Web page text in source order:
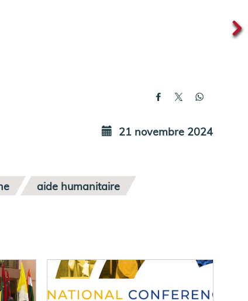
21 novembre 2024
aide humanitaire